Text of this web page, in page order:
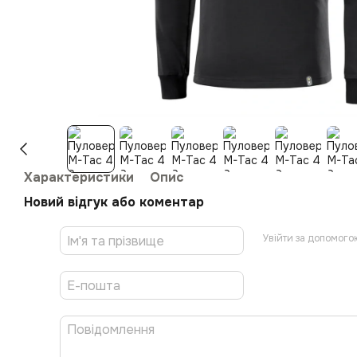
Характеристики
Опис
Новий відгук або коментар
Увійти за